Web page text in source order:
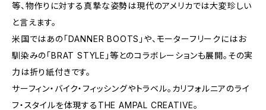
等、物作りに対する真摯な姿勢は現代のアメリカでは大変珍しい
と言えます。
米国ではあの「DANNER BOOTS」や、モーターフリークにはお
馴染みの「BRAT STYLE」等とのコラボレーションも展開。その実
力は折り紙付きです。
サーフィン・バイク・フィッシングやトラベル。カリフォルニアのライ
フ・スタイルを体現するTHE AMPAL CREATIVE。